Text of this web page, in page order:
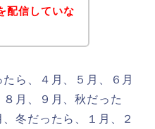
配信していな
ら、４月、５月、６月
月、９月、秋だった
冬だったら、１月、２